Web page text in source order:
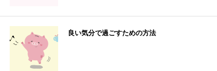
良い気分で過ごすための方法